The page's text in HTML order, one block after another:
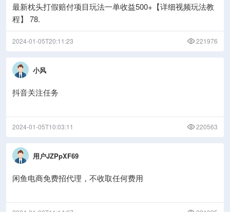
最新枕头打假赔付项目玩法一单收益500+【详细视频玩法教
程】 78.
2024-01-05T20:11:23 221976
小风
抖音关注任务
2024-01-05T10:03:11 220563
用户JZPpXF69
闲鱼电商免费招代理，不收取任何费用